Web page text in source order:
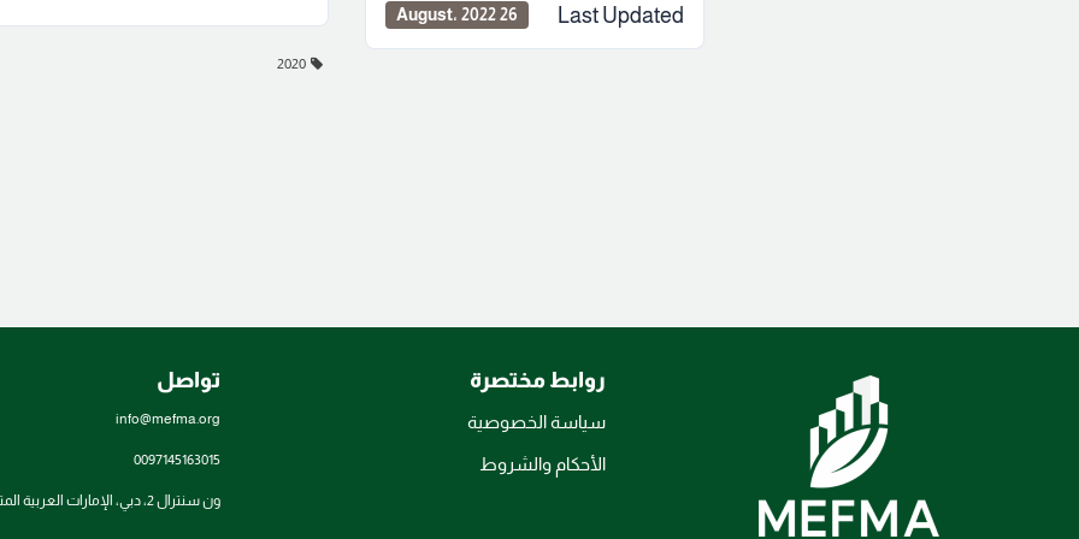
Last Updated 26 August، 2022
2020
روابط مختصرة
سياسة الخصوصية
الأحكام والشروط
تواصل
info@mefma.org
0097145163015
ون سنترال 2، دبي، الإمارات العربية المتحدة